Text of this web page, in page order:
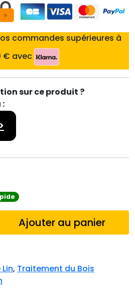
commandes supérieures à
€ avec
sur ce produit ?
Ajouter au panier
, Traitement du Bois